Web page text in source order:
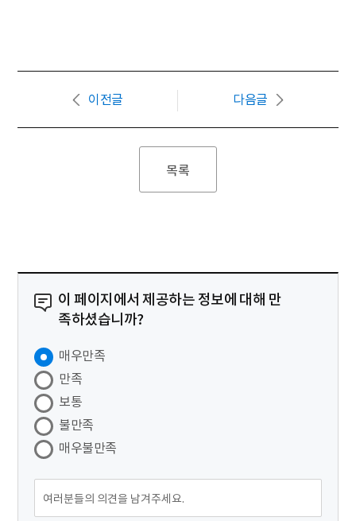
이전글 다음글
목록
이 페이지에서 제공하는 정보에 대해 만
족하셨습니까?
매우만족
만족
보통
불만족
매우불만족